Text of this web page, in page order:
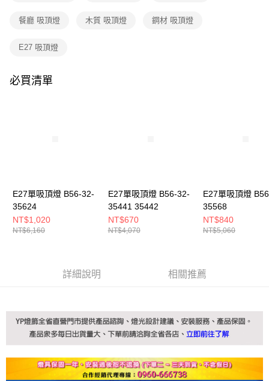
購買商品的店家。未經商家同意取消之訂單仍視為有效，需透過AFTEE先享
是否繳費成功／繳費後需取消欲退款等相關疑問，請聯繫「AFTEE先享後付
【注意事項】
時審查核予不同之上限額度；若仍有額度不足之情形，本公司將視審查結果
５．嚴禁一人註冊多個帳號或使用他人資訊註冊。若發現惡意使用之情形，
恩沛科技股份有限公司將有權停止該用戶之使用額度並採取法律行動。
餐廳 吸頂燈 木質 吸頂燈 鋼材 吸頂燈
E27 吸頂燈
必買清單
E27單吸頂燈 B56-32-
35624
NT$1,020
NT$6,160
E27單吸頂燈 B56-32-
35441 35442
NT$670
NT$4,070
E27單吸頂燈
35568
NT$840
NT$5,060
詳細說明 相關推薦